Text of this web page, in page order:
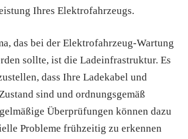
Ihres Elektrofahrzeugs.
das bei der Elektrofahrzeug-Wartung
sollte, ist die Ladeinfrastruktur. Es
dass Ihre Ladekabel und
sind und ordnungsgemäß
Überprüfungen können dazu
Probleme frühzeitig zu erkennen